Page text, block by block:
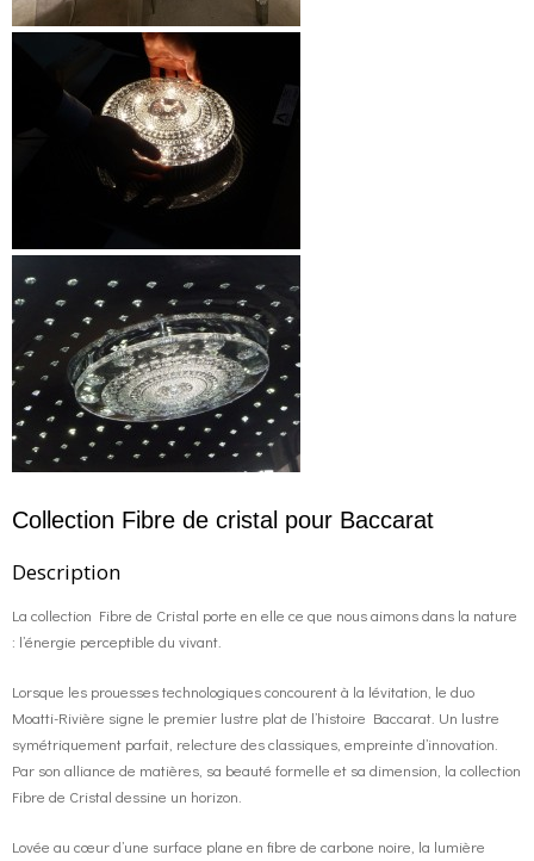
Collection Fibre de cristal pour Baccarat
Description
La collection Fibre de Cristal porte en elle ce que nous aimons dans la nature
: l’énergie perceptible du vivant.
Lorsque les prouesses technologiques concourent à la lévitation, le duo
Moatti-Rivière signe le premier lustre plat de l’histoire Baccarat. Un lustre
symétriquement parfait, relecture des classiques, empreinte d’innovation.
Par son alliance de matières, sa beauté formelle et sa dimension, la collection
Fibre de Cristal dessine un horizon.
Lovée au cœur d’une surface plane en fibre de carbone noire, la lumière